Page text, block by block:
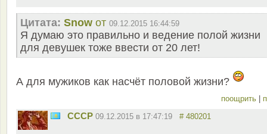
Цитата: Snow от 09.12.2015 16:44:59
Я думаю это правильно и ведение полой жизни
для девушек тоже ввести от 20 лет!
А для мужиков как насчёт половой жизни?
поощрить
СССР 09.12.2015 в 17:47:19 # 480201